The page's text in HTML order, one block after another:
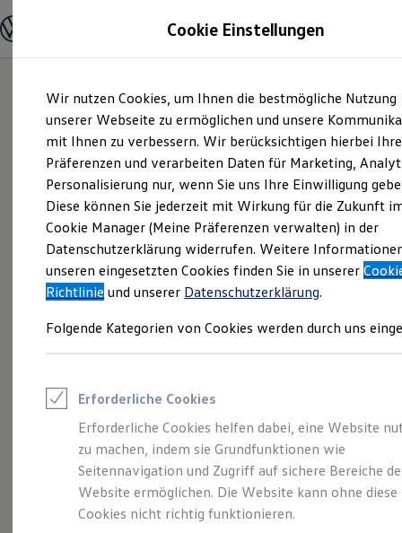
Hauptinhalt
springen
Footer
springen
Modelle und Konfigurator
Modelle vergleichen
Elektroautos
ENERGY Sondermodelle
Nutzfahrzeuge
SUV und CUV
Familienautos
Kombis
Kompaktwagen
Sportwagen
Schnell verfügbare Fahrzeuge
Angebote und Produkte
Aktuelle Angebote
E-Auto-Förderung
Volkswagen Marktplatz
Junge Gebrauchtwagen und Gebrauchtwagen
Saisonangebote
Leasing
Leasing-Angebote
Gebrauchtwagen Leasing
Junge Gebrauchtwagen-Leasing
Elektroauto Leasing
Kleinwagen-Leasing
Leasing ohne Anzahlung
Stilvollelektrisch. Der
ID.5
Cookie Einstellungen
Wir nutzen Cookies, um Ihnen die bestmögliche Nutzung
unserer Webseite zu ermöglichen und unsere
mit Ihnen zu verbessern. Wir berücksichtigen hierbei Ihre
Präferenzen und verarbeiten Daten für Marketing,
Personalisierung nur, wenn Sie uns Ihre Einwilligung
Diese können Sie jederzeit mit Wirkung für die Zukunft
Cookie Manager (Meine Präferenzen verwalten) in der
Datenschutzerklärung widerrufen. Weitere
unseren eingesetzten Cookies finden Sie in unserer
Richtlinie und unserer Datenschutzerklärung.
Folgende Kategorien von Cookies werden durch uns
Erforderliche Cookies
Erforderliche Cookies helfen dabei, eine Website
zu machen, indem sie Grundfunktionen wie
Seitennavigation und Zugriff auf sichere Bereiche
Website ermöglichen. Die Website kann ohne diese
Cookies nicht richtig funktionieren.